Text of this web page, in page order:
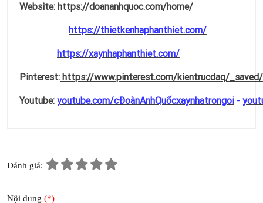
Website: https://doananhquoc.com/home/
https://thietkenhaphanthiet.com/
https://xaynhaphanthiet.com/
Pinterest: https://www.pinterest.com/kientrucdaq/_saved/
Youtube: youtube.com/cĐoànAnhQuốcxaynhatrongoi -
Đánh giá:
Nội dung (*)